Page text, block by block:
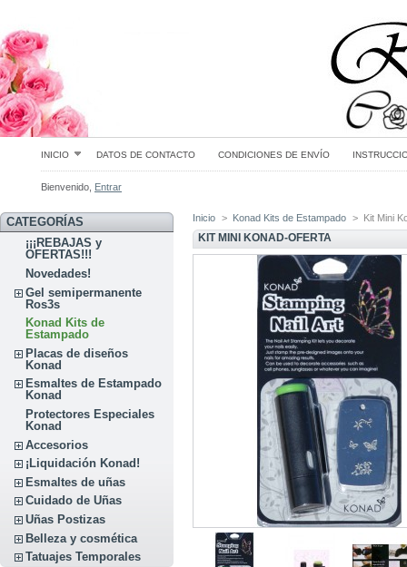
INICIO DATOS DE CONTACTO CONDICIONES DE ENVÍO
Bienvenido, Entrar
CATEGORÍAS
¡¡¡REBAJAS y
OFERTAS!!!
Novedades!
Gel semipermanente
Ros3s
Konad Kits de
Estampado
Placas de diseños
Konad
Esmaltes de Estampado
Konad
Protectores Especiales
Konad
Accesorios
¡Liquidación Konad!
Esmaltes de uñas
Cuidado de Uñas
Uñas Postizas
Belleza y cosmética
Tatuajes Temporales
Inicio > Konad Kits de Estampado > Kit Mini
KIT MINI KONAD-OFERTA